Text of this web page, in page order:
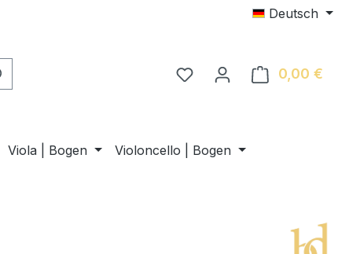
Deutsch
0,00 €
Viola | Bogen Violoncello | Bogen